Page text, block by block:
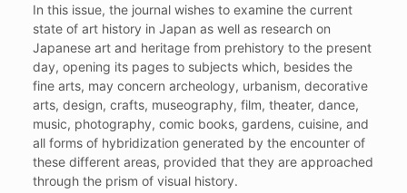
In this issue, the journal wishes to examine the current
state of art history in Japan as well as research on
Japanese art and heritage from prehistory to the present
day, opening its pages to subjects which, besides the
fine arts, may concern archeology, urbanism, decorative
arts, design, crafts, museography, film, theater, dance,
music, photography, comic books, gardens, cuisine, and
all forms of hybridization generated by the encounter of
these different areas, provided that they are approached
through the prism of visual history.